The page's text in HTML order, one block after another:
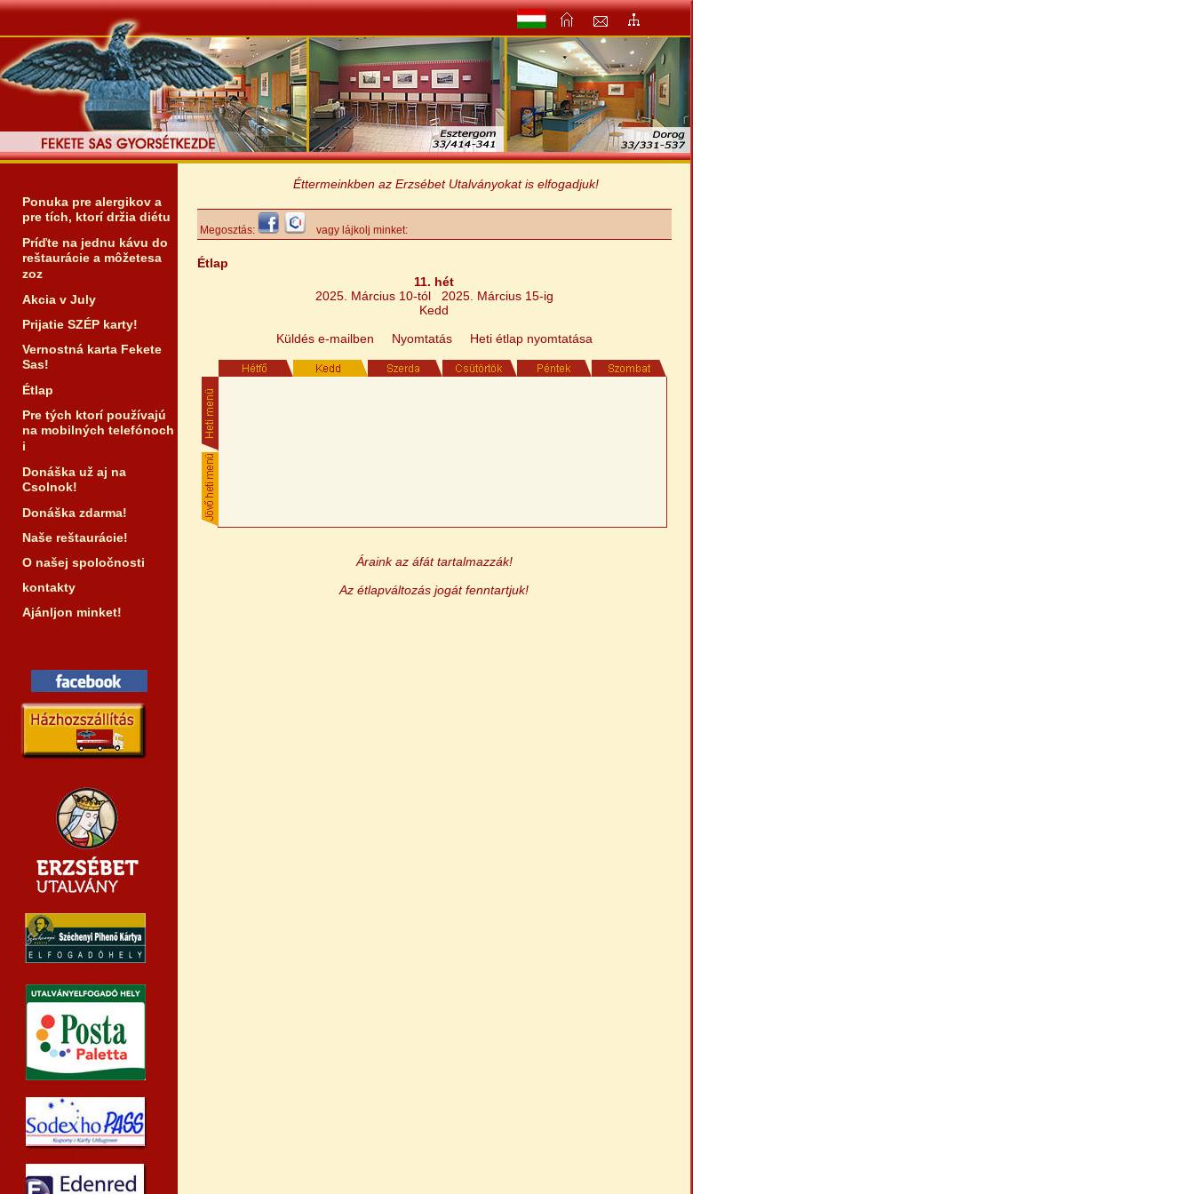
Ponuka pre alergikov a
pre tích, ktorí držia diétu
Príďte na jednu kávu do
reštaurácie a môžetesa
zoz
Akcia v July
Prijatie SZÉP karty!
Vernostná karta Fekete
Sas!
Étlap
Pre tých ktorí používajú
na mobilných telefónoch
i
Donáška už aj na
Csolnok!
Donáška zdarma!
Naše reštaurácie!
O našej spoločnosti
kontakty
Ajánljon minket!
Éttermeinkben az Erzsébet Utalványokat is elfogadjuk!
Megosztás: vagy lájkolj minket:
Étlap
11. hét
2025. Március 10-tól 2025. Március 15-ig
Kedd
Küldés e-mailben
Nyomtatás Heti étlap nyomtatása
Áraink az áfát tartalmazzák!
Az étlapváltozás jogát fenntartjuk!